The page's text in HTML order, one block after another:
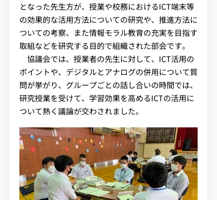
となった先生方が、授業や校務におけるICT端末等
の効果的な活用方法についての研究や、推進方法に
ついての考察、また情報モラル教育の充実を目指す
取組などを研究する目的で組織された部会です。
協議会では、授業者の先生に対して、ICT活用の
ポイントや、デジタルとアナログの併用について質
問が挙がり、グループごとの話し合いの時間では、
研究授業を受けて、学習効果を高めるICTの活用に
ついて熱く議論が交わされました。